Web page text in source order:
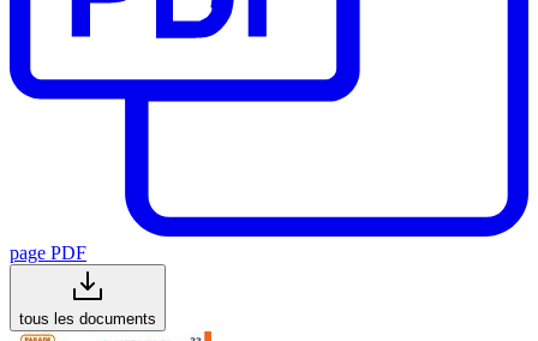
page PDF
tous les documents